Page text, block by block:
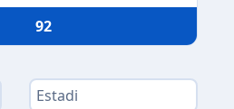
92